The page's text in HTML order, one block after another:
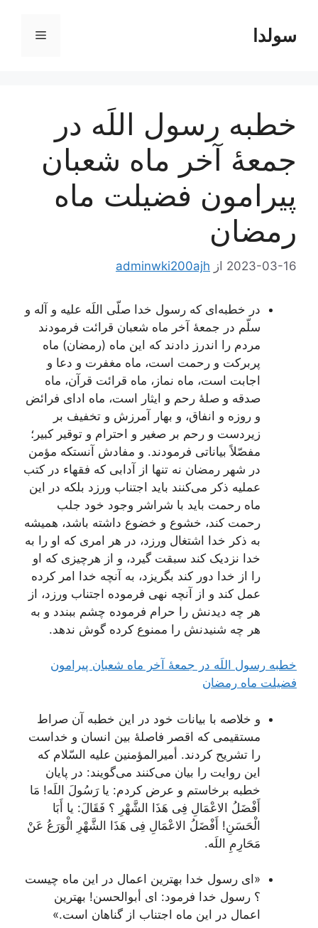
محتواسولدا فهرست
خطبه رسول‌ اللَه‌ در
جمعۀ آخر ماه‌ شعبان
پيرامون فضيلت ماه
رمضان‌
2023-03-16 از adminwki200ajh
در خطبه‌ای‌ که‌ رسول‌ خدا صلّی‌ اللَه‌ علیه‌ و آله‌ و
سلّم‌ در جمعۀ آخر ماه‌ شعبان‌ قرائت‌ فرمودند
مردم‌ را اندرز دادند که‌ این‌ ماه‌ (رمضان‌) ماه‌
پربرکت‌ و رحمت‌ است‌، ماه‌ مغفرت‌ و دعا و
اجابت‌ است‌، ماه‌ نماز، ماه‌ قرائت‌ قرآن‌، ماه‌
صدقه‌ و صلۀ رحم‌ و ایثار است‌، ماه‌ ادای‌ فرائض‌
و روزه‌ و انفاق‌، و بهار آمرزش‌ و تخفیف‌ بر
زیردست‌ و رحم‌ بر صغیر و احترام‌ و توقیر کبیر؛
مفصّلاً بیاناتی‌ فرمودند. و مفادش‌ آنستکه‌ مؤمن‌
در شهر رمضان‌ نه‌ تنها از آدابی‌ که‌ فقهاء در کتب‌
عملیه‌ ذکر می‌کنند باید اجتناب‌ ورزد بلکه‌ در این‌
ماه‌ رحمت‌ باید با شراشر وجود خود جلب‌
رحمت‌ کند، خشوع‌ و خضوع‌ داشته‌ باشد، همیشه‌
به‌ ذکر خدا اشتغال‌ ورزد، در هر امری‌ که‌ او را به‌
خدا نزدیک‌ کند سبقت‌ گیرد، و از هرچیزی‌ که‌ او
را از خدا دور کند بگریزد، به‌ آنچه‌ خدا امر کرده‌
عمل‌ کند و از آنچه‌ نهی‌ فرموده‌ اجتناب‌ ورزد، از
هر چه‌ دیدنش‌ را حرام‌ فرموده‌ چشم‌ ببندد و به‌
هر چه‌ شنیدنش‌ را ممنوع‌ کرده‌ گوش‌ ندهد.
خطبه رسول‌ اللَه‌ در جمعۀ آخر ماه‌ شعبان پيرامون
فضيلت ماه رمضان‌
و خلاصه‌ با بیانات‌ خود در این‌ خطبه‌ آن‌ صراط‌
مستقیمی‌ که‌ اقصر فاصلۀ بین‌ انسان‌ و خداست‌
را تشریح‌ کردند. أمیرالمؤمنین‌ علیه‌ السّلام‌ که‌
این‌ روایت‌ را بیان‌ می‌کنند می‌گویند: در پایان‌
خطبه‌ برخاستم‌ و عرض‌ کردم‌: یا رَسُولَ اللَه! مَا
أَفْضَلُ الاعْمَالِ فِی‌ هَذَا الشَّهْرِ ؟ فَقَالَ: یا أَبَا
الْحَسَنِ! أَفْضَلُ الاعْمَالِ فِی‌ هَذَا الشَّهْرِ الْوَرَعُ عَنْ
مَحَارِمِ اللَه.
«ای‌ رسول‌ خدا بهترین‌ اعمال‌ در این‌ ماه‌ چیست‌
؟ رسول‌ خدا فرمود: ای‌ أبوالحسن‌! بهترین‌
اعمال‌ در این‌ ماه‌ اجتناب‌ از گناهان‌ است‌.»